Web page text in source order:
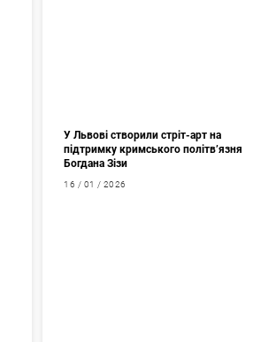
У Львові створили стріт-арт на
підтримку кримського політв’язня
Богдана Зізи
16 / 01 / 2026